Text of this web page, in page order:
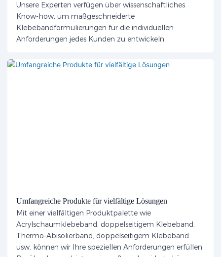
Unsere Experten verfügen über wissenschaftliches
Know-how, um maßgeschneiderte
Klebebandformulierungen für die individuellen
Anforderungen jedes Kunden zu entwickeln.
Umfangreiche Produkte für vielfältige Lösungen
Mit einer vielfältigen Produktpalette wie
Acrylschaumklebeband, doppelseitigem Klebeband,
Thermo-Abisolierband, doppelseitigem Klebeband
usw. können wir Ihre speziellen Anforderungen erfüllen.